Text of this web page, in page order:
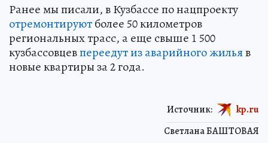
Ранее мы писали, в Кузбассе по нацпроекту
отремонтируютболее 50 километров
региональных трасс, а еще свыше 1 500
кузбассовцевпереедут из аварийного жильяв
новые квартиры за 2 года.
Светлана БАШТОВАЯ
Источник: kp.ru